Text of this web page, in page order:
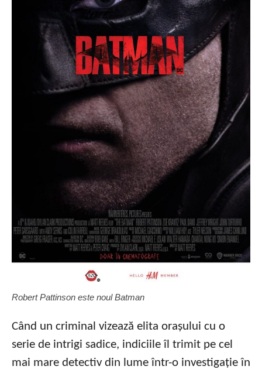
Robert Pattinson este noul Batman
Când un criminal vizează elita orașului cu o
serie de intrigi sadice, indiciile îl trimit pe cel
mai mare detectiv din lume într-o investigație în